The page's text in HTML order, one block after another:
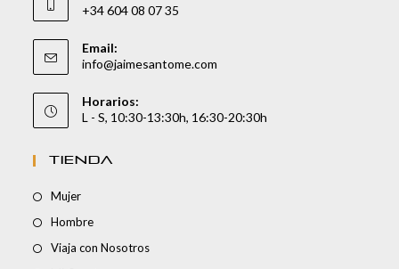
+34 604 08 07 35
Email:
info@jaimesantome.com
Horarios:
L - S, 10:30-13:30h, 16:30-20:30h
TIENDA
Mujer
Hombre
Viaja con Nosotros